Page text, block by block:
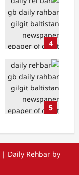
4
5
| Daily Rehbar by